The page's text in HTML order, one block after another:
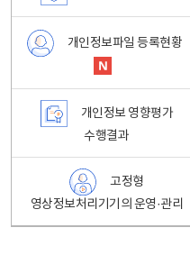
개인정보파일 등록현황
개인정보 영향평가
수행결과
고정형
영상정보처리기기의 운영·관리